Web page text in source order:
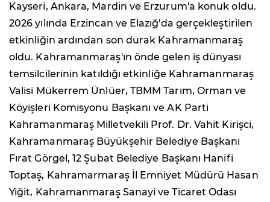
Kayseri, Ankara, Mardin ve Erzurum'a konuk oldu.
2026 yılında Erzincan ve Elazığ'da gerçekleştirilen
etkinliğin ardından son durak Kahramanmaraş
oldu. Kahramanmaraş'ın önde gelen iş dünyası
temsilcilerinin katıldığı etkinliğe Kahramanmaraş
Valisi Mükerrem Ünlüer, TBMM Tarım, Orman ve
Köyişleri Komisyonu Başkanı ve AK Parti
Kahramanmaraş Milletvekili Prof. Dr. Vahit Kirişci,
Kahramanmaraş Büyükşehir Belediye Başkanı
Fırat Görgel, 12 Şubat Belediye Başkanı Hanifi
Toptaş, Kahramarmaraş İl Emniyet Müdürü Hasan
Yiğit, Kahramanmaraş Sanayi ve Ticaret Odası